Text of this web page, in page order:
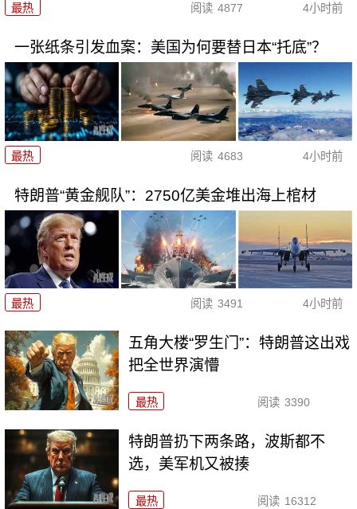
最热 阅读 4877 4小时前
一张纸条引发血案：美国为何要替日本“托底”？
最热 阅读 4683 4小时前
特朗普“黄金舰队”：2750亿美金堆出海上棺材
最热 阅读 3491 4小时前
五角大楼“罗生门”：特朗普这出戏
把全世界演懵
最热 阅读 3390
特朗普扔下两条路，波斯都不
选，美军机又被揍
最热 阅读 16312